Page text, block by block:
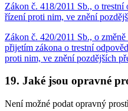
Zákon č. 418/2011 Sb., o
řízení proti nim, ve znění
Zákon č. 420/2011 Sb., o
přijetím zákona o trestní
proti nim, ve znění pozdějších
19. Jaké jsou opravné
Není možné podat opravný